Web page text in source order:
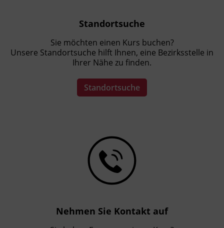
Für die Teilnahme an der Fortbildung erhalten
Sie 16 ÖGKV PFP®, (2 ÖGKV PFP = 1
Alle Informationen rund um die AK
Zukunftsaktie sind unter der kostenlosen AK
Hotline +43 800 225522 1515 erhältlich.
Sichern Sie sich Ihre Zukunftsaktie für Ihre
Standortsuche
Sie möchten einen Kurs buchen?
Unsere Standortsuche hilft Ihnen, eine Bezirksstelle in
Ihrer Nähe zu finden.
Standortsuche
Nehmen Sie Kontakt auf